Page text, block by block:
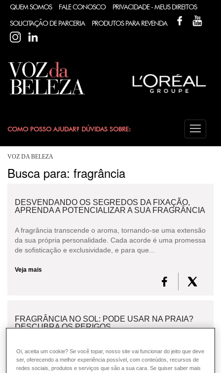
QUEM SOMOS FALE CONOSCO PRIVACIDADE - MEUS DIREITOS
SOLICITAÇÃO DE PARCERIA PRODUTOS PARA REVENDA
FACEBOOK
INSTAGRAM
COMO POSSO AJUDAR? DÚVIDAS SOBRE:
CABELO
COLORAÇÃO
DESODORANTE
ESMALTE
FRAGRÂNCIA
VOZ DA BELEZA
Busca para: fragrância
DESVENDANDO OS SEGREDOS DA FIXAÇÃO,
APRENDA A POTENCIALIZAR A SUA FRAGRÂNCIA
A fragrância transcende o aroma, tornando-se uma extensão
da sua própria personalidade. Cada acorde é uma promessa
de sofisticação e exclusividade, e para que...
Veja mais
FRAGRÂNCIA NO SOL: PODE USAR NA PRAIA?
DESCUBRA OS PERIGOS
Existem algumas recomendações sobre como usar perfume.
Aplicar uma fragrância e depois se expor ao sol ,
principalmente na praia, representa um risco de manch...
Oi, aceita um cookie? Se você topar, nosso site vai funcionar do jeito que deve
ser, oferecendo a melhor experiência possível, com conteúdos, recursos de
redes sociais, produtos e serviços que são a sua cara. Se quiser saber mais